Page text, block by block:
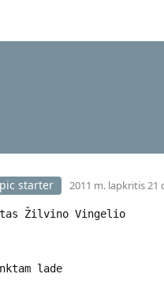
starter 2011 m. lapkritis 21
Žilvino Vingelio
lade